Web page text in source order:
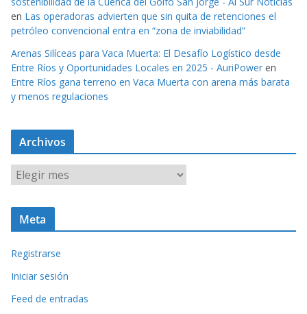
en Las operadoras advierten que sin quita de retenciones el
petróleo convencional entra en “zona de inviabilidad”
Arenas Silíceas para Vaca Muerta: El Desafío Logístico desde
Entre Ríos y Oportunidades Locales en 2025 - AuriPower en
Entre Ríos gana terreno en Vaca Muerta con arena más barata
y menos regulaciones
Archivos
c
v
o
s
Meta
Registrarse
Iniciar sesión
Feed de entradas